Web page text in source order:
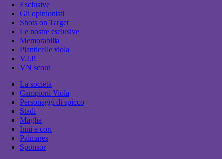
Esclusive
Gli opinionisti
Shots on Target
Le nostre esclusive
Memorabilia
Pianticelle viola
V.I.P.
VN scout
La società
Campioni Viola
Personaggi di spicco
Stadi
Maglia
Inni e cori
Palmares
Sponsor